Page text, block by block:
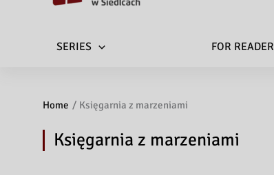
SERIES FOR READER
Home Księgarnia z marzeniami
Księgarnia z marzeniami